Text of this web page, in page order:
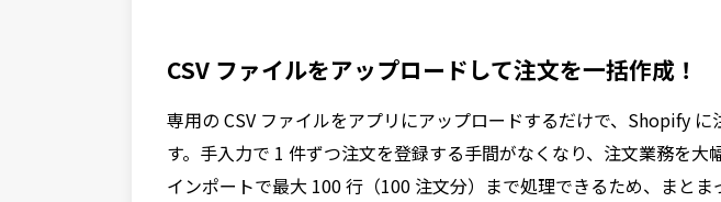
CSV ファイルをアップロードして注文を一括作成！
専用の CSV ファイルをアプリにアップロードするだけで、Shopify に
す。手入力で 1 件ずつ注文を登録する手間がなくなり、注文業務を大
インポートで最大 100 行（100 注文分）まで処理できるため、まとま